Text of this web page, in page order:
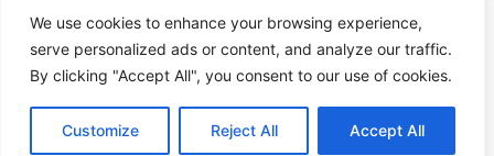
We use cookies to enhance your browsing experience,
serve personalized ads or content, and analyze our traffic.
By clicking "Accept All", you consent to our use of cookies.
Customize Reject All Accept All
© 2026 Hudson Cybertec
Privacy en cookies|Responsible Disclosure